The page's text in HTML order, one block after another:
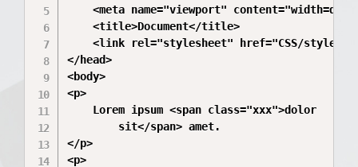
<meta name="viewport"
    <title>Document</title>
<link rel="stylesheet" href="CSS/
</head>
<body>
<p>
</p>
<p>